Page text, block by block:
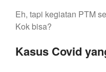
Eh, tapi kegiatan PTM
Kok bisa?
Kasus Covid